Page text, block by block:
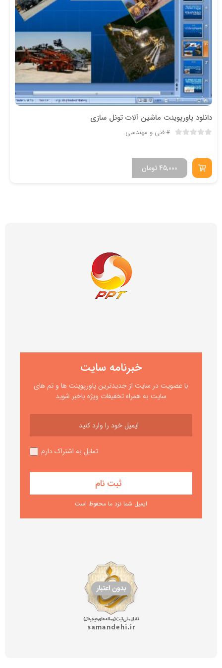
دانلود پاورپوینت ماشين آلات تونل سازي
فنی و مهندسی
تومان45,000
خبرنامه سایت
با عضویت در سایت از جدیدترین پاورپوینت ها و تم های
سایت به همراه تخفیفات ویژه باخبر شوید
تمایل به اشتراک دارم
ایمیل شما نزد ما محفوظ است